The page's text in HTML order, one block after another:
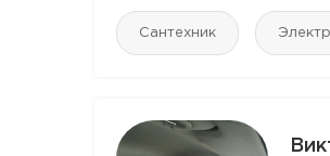
Сантехник